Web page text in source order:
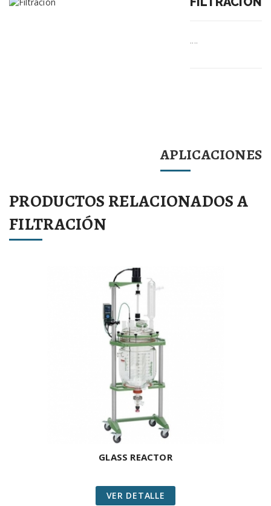
....
APLICACIONES
PRODUCTOS RELACIONADOS A
FILTRACIÓN
GLASS REACTOR
VER DETALLE